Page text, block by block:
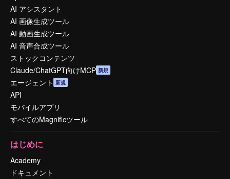
AI アシスタント
AI 画像生成ツール
AI 動画生成ツール
AI 音声合成ツール
ストックコンテンツ
Claude/ChatGPT向けMCP 新規
エージェント 新規
API
モバイルアプリ
すべてのMagnificツール
はじめに
Academy
ドキュメント